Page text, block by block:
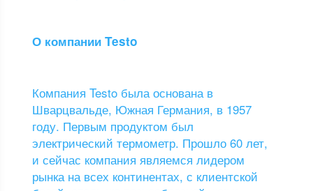
О компании Testo
Компания Testo была основана в
Шварцвальде, Южная Германия, в 1957
году. Первым продуктом был
электрический термометр. Прошло 60 лет,
и сейчас компания являемся лидером
рынка на всех континентах, с клиентской